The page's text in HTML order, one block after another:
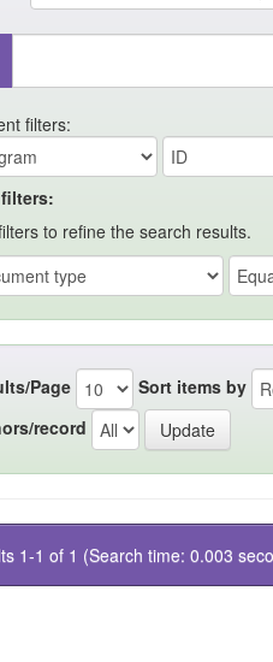
filters:
to refine the search results.
Page Sort items by
record
1-1 of 1 (Search time: 0.003